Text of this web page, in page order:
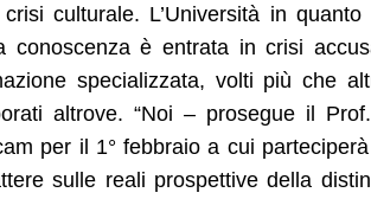
crisi culturale. L’Università in
conoscenza è entrata in crisi
specializzata, volti più che
altrove. “Noi – prosegue il
per il 1° febbraio a cui
sulle reali prospettive della